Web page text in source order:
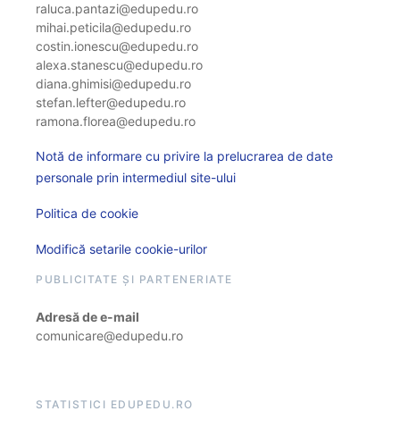
raluca.pantazi@edupedu.ro
mihai.peticila@edupedu.ro
costin.ionescu@edupedu.ro
alexa.stanescu@edupedu.ro
diana.ghimisi@edupedu.ro
stefan.lefter@edupedu.ro
ramona.florea@edupedu.ro
Notă de informare cu privire la prelucrarea de date
personale prin intermediul site-ului
Politica de cookie
Modifică setarile cookie-urilor
PUBLICITATE ȘI PARTENERIATE
Adresă de e-mail
comunicare@edupedu.ro
STATISTICI EDUPEDU.RO